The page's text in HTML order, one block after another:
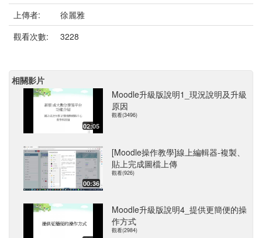
上傳者:
徐麗雅
觀看次數:
3228
相關影片
02:05
Moodle升級版說明1_現況說明及升級
原因
觀看(3496)
00:36
[Moodle操作教學]線上編輯器-複製、
貼上完成圖檔上傳
觀看(926)
Moodle升級版說明4_提供更簡便的操
作方式
觀看(2984)